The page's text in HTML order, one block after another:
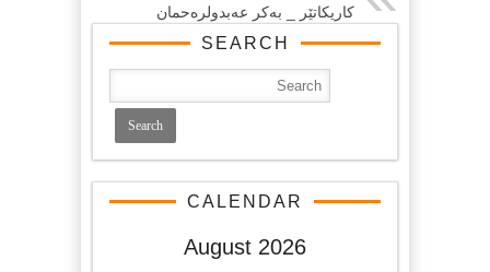
کاریکاتێر _ بەکر عەبدولرەحمان
SEARCH
CALENDAR
August 2026